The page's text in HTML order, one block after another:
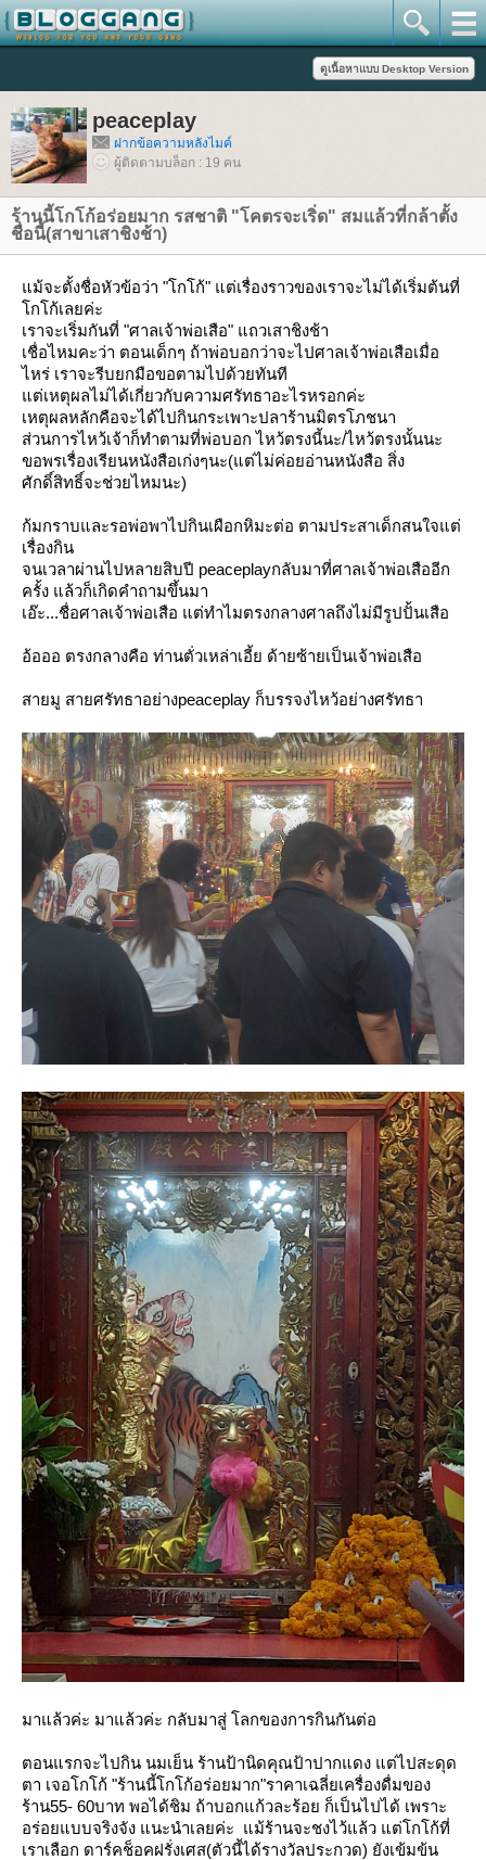
peaceplay
ฝากข้อความหลังไมค์
ผู้ติดตามบล็อก : 19 คน
ร้านนี้โกโก้อร่อยมาก รสชาติ "โคตรจะเริ่ด" สมแล้วที่กล้าตั้ง
ชื่อนี้(สาขาเสาชิงช้า)
ม้จะตั้งชื่อหัวข้อว่า "โกโก้" ต่เรื่องราวของเราจะไม่ได้เริ่มต้นที่
กโก้เลยค่ะ
เราจะเริ่มกันที่ "ศาลเจ้าพ่อเสือ" ถวเสาชิงช้า
เชื่อไหมคะว่า ตอนเด็กๆ ถ้าพ่อบอกว่าจะไปศาลเจ้าพ่อเสือเมื่อ
ไหร่ เราจะรีบยกมือขอตามไปด้วยทันที
ต่เหตุผลไม่ได้เกี่ยวกับความศรัทธาอะไรหรอกค่ะ
เหตุผลหลักคือจะได้ไปกินกระเพาะปลาร้านมิตรโภชนา
ส่วนการไหว้เจ้าก็ทำตามที่พ่อบอก ไหว้ตรงนี้นะ/ไหว้ตรงนั้นนะ
ขอพรเรื่องเรียนหนังสือเก่งๆนะ(แต่ไม่ค่อยอ่านหนังสือ สิ่ง
ศักดิ์สิทธิ์จะช่วยไหมนะ)
ก้มกราบและรอพ่อพาไปกินเผือกหิมะต่อ ตามประสาเด็กสนใจแต่
เรื่องกิน
จนเวลาผ่านไปหลายสิบปี peaceplayกลับมาที่ศาลเจ้าพ่อเสืออีก
ครั้ง แล้วก็เกิดคำถามขึ้นมา
เอ๊ะ...ชื่อศาลเจ้าพ่อเสือ แต่ทำไมตรงกลางศาลถึงไม่มีรูปปั้นเสือ
อ้อออ ตรงกลางคือ ท่านตั่วเหล่าเอี้ย ด้ายซ้ายเป็นเจ้าพ่อเสือ
สายมู สายศรัทธาอย่างpeaceplay ก็บรรจงไหว้อย่างศรัทธา
มาแล้วค่ะ มาแล้วค่ะ กลับมาสู่ ลกของการกินกันต่อ
ตอนแรกจะไปกิน นมเย็น ร้านป้านิดคุณป้าปากแดง แต่ไปสะดุด
ตา เจอโกโก้ "ร้านนี้โกโก้อร่อยมาก"ราคาเฉลี่ยเครื่องดื่มของ
ร้าน55- 60บาท พอได้ชิม ถ้าบอกแก้วละร้อย ก็เป็นไปได้ เพราะ
อร่อยแบบจริงจัง แนะนำเลยค่ะ แม้ร้านจะชงไว้แล้ว แต่โกโก้ที่
เราเลือก ดาร์คช็อคฝรั่งเศส(ตัวนี้ได้รางวัลประกวด) ยังเข้มข้น